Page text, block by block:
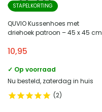
STAPELKORTING
QUVIO Kussenhoes met
driehoek patroon – 45 x 45 cm
10,95
✓ Op voorraad
Nu besteld, zaterdag in huis
2